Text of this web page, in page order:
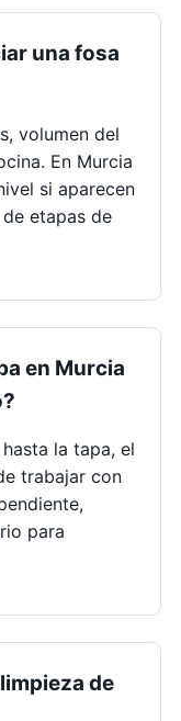
una fosa
volumen del
En Murcia
si aparecen
etapas de
en Murcia
la tapa, el
trabajar con
para
de